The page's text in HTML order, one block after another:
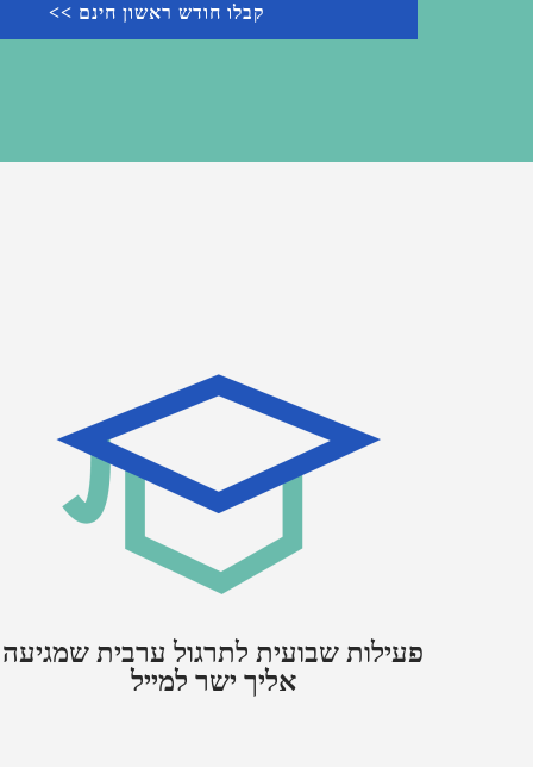
קבלו חודש ראשון חינם >>
פעילות שבועית לתרגול ערבית שמגיעה
אליך ישר למייל